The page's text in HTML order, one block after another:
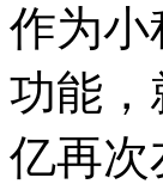
作为小
功能，
亿再次